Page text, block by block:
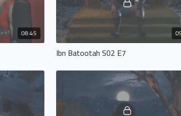
08:45
Ibn Batootah S02 E7